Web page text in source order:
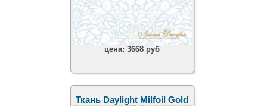
цена:3668 руб
Ткань Daylight Milfoil Gold